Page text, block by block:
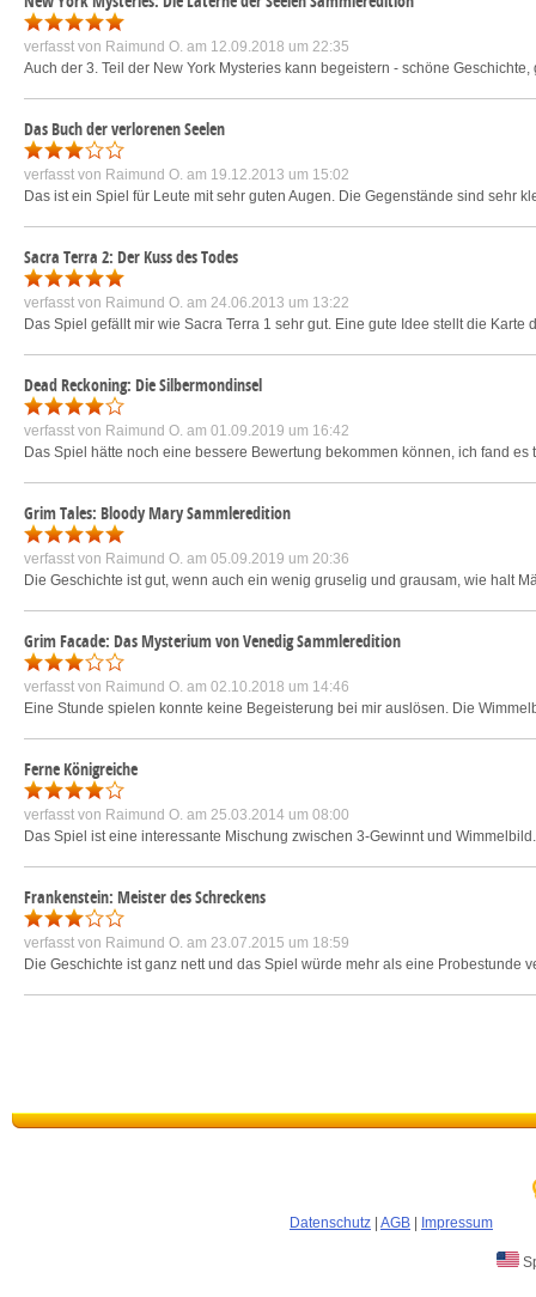
verfasst von Raimund O. am 12.09.2018 um 22:35
Auch der 3. Teil der New York Mysteries kann begeistern - schöne
Das Buch der verlorenen Seelen
verfasst von Raimund O. am 19.12.2013 um 15:02
Das ist ein Spiel für Leute mit sehr guten Augen. Die Gegenstände sind sehr
Sacra Terra 2: Der Kuss des Todes
verfasst von Raimund O. am 24.06.2013 um 13:22
Das Spiel gefällt mir wie Sacra Terra 1 sehr gut. Eine gute Idee stellt die
Dead Reckoning: Die Silbermondinsel
verfasst von Raimund O. am 01.09.2019 um 16:42
Das Spiel hätte noch eine bessere Bewertung bekommen können, ich fand
Grim Tales: Bloody Mary Sammleredition
verfasst von Raimund O. am 05.09.2019 um 20:36
Die Geschichte ist gut, wenn auch ein wenig gruselig und grausam, wie halt
Grim Facade: Das Mysterium von Venedig Sammleredition
verfasst von Raimund O. am 02.10.2018 um 14:46
Eine Stunde spielen konnte keine Begeisterung bei mir auslösen. Die
Ferne Königreiche
verfasst von Raimund O. am 25.03.2014 um 08:00
Das Spiel ist eine interessante Mischung zwischen 3-Gewinnt und
Frankenstein: Meister des Schreckens
verfasst von Raimund O. am 23.07.2015 um 18:59
Die Geschichte ist ganz nett und das Spiel würde mehr als eine Probestunde
Datenschutz AGB Impressum